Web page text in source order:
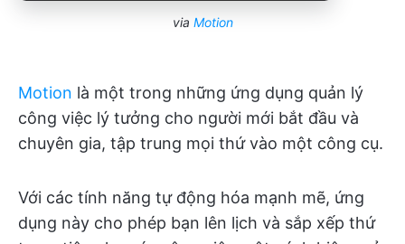
via Motion
Motion là một trong những ứng dụng quản lý
công việc lý tưởng cho người mới bắt đầu và
chuyên gia, tập trung mọi thứ vào một công cụ.
Với các tính năng tự động hóa mạnh mẽ, ứng
dụng này cho phép bạn lên lịch và sắp xếp thứ